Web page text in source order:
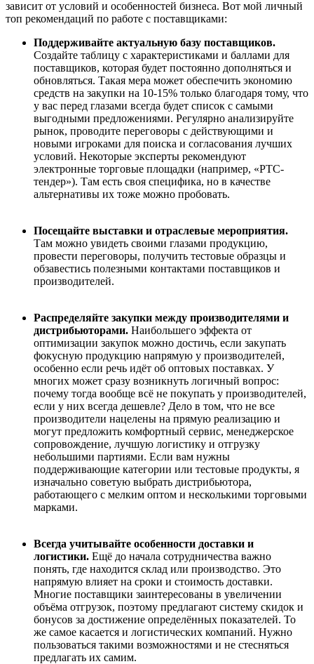
зависит от условий и особенностей бизнеса. Вот мой личный
топ рекомендаций по работе с поставщиками:
Поддерживайте актуальную базу поставщиков.
Создайте таблицу с характеристиками и баллами для
поставщиков, которая будет постоянно дополняться и
обновляться. Такая мера может обеспечить экономию
средств на закупки на 10-15% только благодаря тому, что
у вас перед глазами всегда будет список с самыми
выгодными предложениями. Регулярно анализируйте
рынок, проводите переговоры с действующими и
новыми игроками для поиска и согласования лучших
условий. Некоторые эксперты рекомендуют
электронные торговые площадки (например, «РТС-
тендер»). Там есть своя специфика, но в качестве
альтернативы их тоже можно пробовать.
Посещайте выставки и отраслевые мероприятия.
Там можно увидеть своими глазами продукцию,
провести переговоры, получить тестовые образцы и
обзавестись полезными контактами поставщиков и
производителей.
Распределяйте закупки между производителями и
дистрибьюторами. Наибольшего эффекта от
оптимизации закупок можно достичь, если закупать
фокусную продукцию напрямую у производителей,
особенно если речь идёт об оптовых поставках. У
многих может сразу возникнуть логичный вопрос:
почему тогда вообще всё не покупать у производителей,
если у них всегда дешевле? Дело в том, что не все
производители нацелены на прямую реализацию и
могут предложить комфортный сервис, менеджерское
сопровождение, лучшую логистику и отгрузку
небольшими партиями. Если вам нужны
поддерживающие категории или тестовые продукты, я
изначально советую выбрать дистрибьютора,
работающего с мелким оптом и несколькими торговыми
марками.
Всегда учитывайте особенности доставки и
логистики. Ещё до начала сотрудничества важно
понять, где находится склад или производство. Это
напрямую влияет на сроки и стоимость доставки.
Многие поставщики заинтересованы в увеличении
объёма отгрузок, поэтому предлагают систему скидок и
бонусов за достижение определённых показателей. То
же самое касается и логистических компаний. Нужно
пользоваться такими возможностями и не стесняться
предлагать их самим.